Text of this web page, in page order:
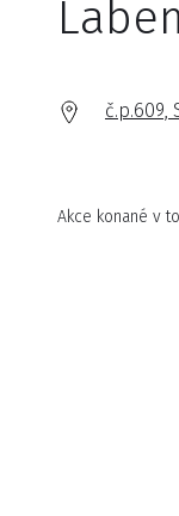
č.p.609,
Akce konané v